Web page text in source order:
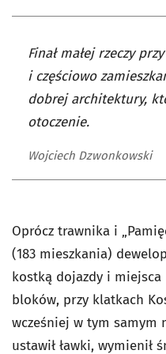
Finał małej rzeczy
i częściowo
dobrej architektury,
otoczenie.
Wojciech Dzwonkowski
Oprócz trawnika i
(183 mieszkania)
kostką dojazdy i
bloków, przy klatkach
wcześniej w tym samym
ustawił ławki, wymienił